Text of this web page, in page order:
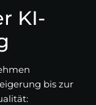
KI-
bis zur